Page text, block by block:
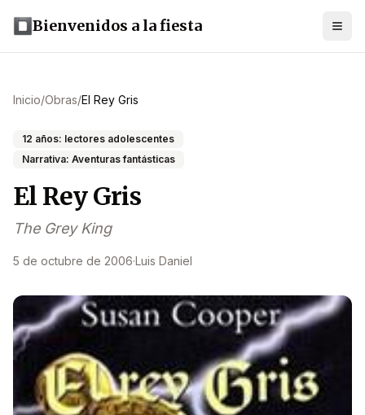
Bienvenidos a la fiesta
Inicio/Obras/El Rey Gris
12 años: lectores adolescentes
Narrativa: Aventuras fantásticas
El Rey Gris
The Grey King
5 de octubre de 2006·Luis Daniel